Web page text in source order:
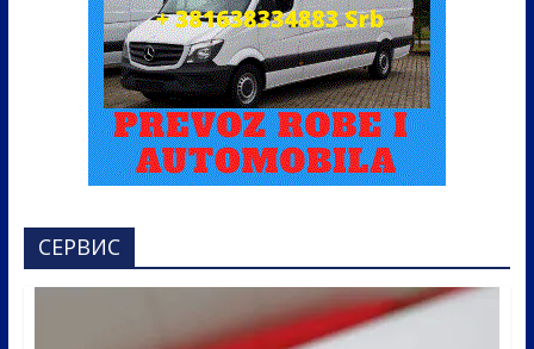
СЕРВИС